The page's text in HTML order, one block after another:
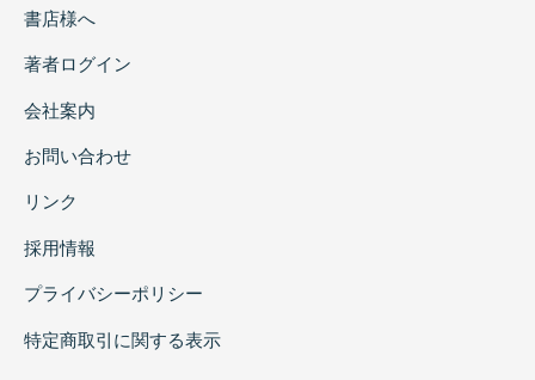
書店様へ
著者ログイン
会社案内
お問い合わせ
リンク
採用情報
プライバシーポリシー
特定商取引に関する表示